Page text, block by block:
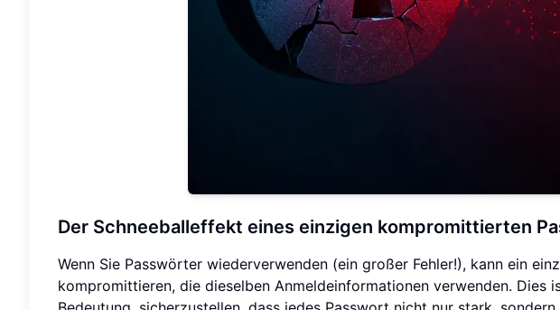
Der Schneeballeffekt eines einzigen kompromittierten
Wenn Sie Passwörter wiederverwenden (ein großer Fehler!), kann ein
kompromittieren, die dieselben Anmeldeinformationen verwenden. Dies